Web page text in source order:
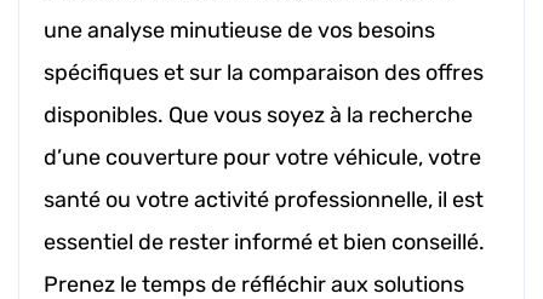
une analyse minutieuse de vos besoins
spécifiques et sur la comparaison des offres
disponibles. Que vous soyez à la recherche
d’une couverture pour votre véhicule, votre
santé ou votre activité professionnelle, il est
essentiel de rester informé et bien conseillé.
Prenez le temps de réfléchir aux solutions